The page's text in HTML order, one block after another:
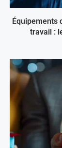
Équipements
travail :